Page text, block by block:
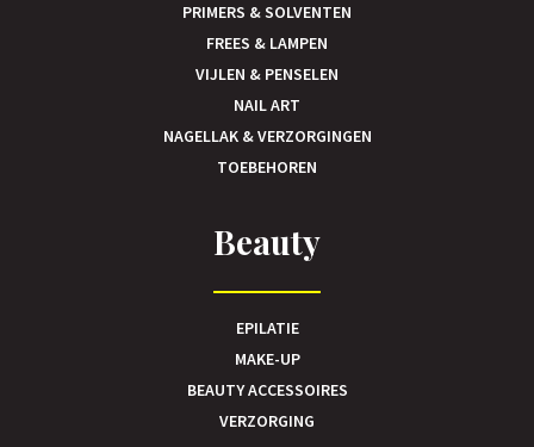
PRIMERS & SOLVENTEN
FREES & LAMPEN
VIJLEN & PENSELEN
NAIL ART
NAGELLAK & VERZORGINGEN
TOEBEHOREN
Beauty
EPILATIE
MAKE-UP
BEAUTY ACCESSOIRES
VERZORGING